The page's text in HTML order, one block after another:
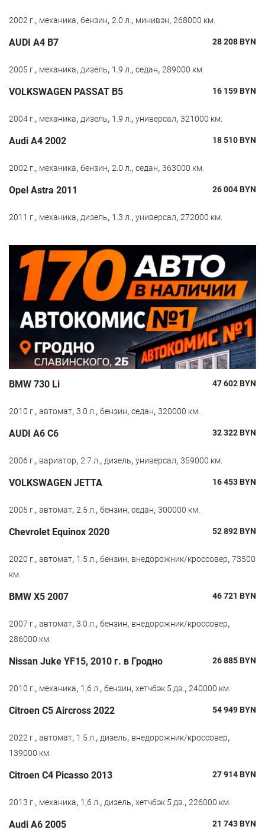
2002 г., механика, бензин, 2.0 л., минивэн, 268000 км.
AUDI A4 B7 28 208BYN
2005 г., механика, дизель, 1.9 л., седан, 289000 км.
VOLKSWAGEN PASSAT B5 16 159BYN
2004 г., механика, дизель, 1.9 л., универсал, 321000 км.
Audi A4 2002 18 510BYN
2002 г., механика, бензин, 2.0 л., седан, 363000 км.
Opel Astra 2011 26 004BYN
2011 г., механика, дизель, 1.3 л., универсал, 272000 км.
BMW 730 Li 47 602BYN
2010 г., автомат, 3.0 л., бензин, седан, 320000 км.
AUDI A6 C6 32 322BYN
2006 г., вариатор, 2.7 л., дизель, универсал, 359000 км.
VOLKSWAGEN JETTA 16 453BYN
2005 г., автомат, 2.5 л., бензин, седан, 300000 км.
Chevrolet Equinox 2020 52 892BYN
2020 г., автомат, 1.5 л., бензин, внедорожник/кроссовер, 73500
км.
BMW X5 2007 46 721 BYN
2007 г., автомат, 3.0 л., бензин, внедорожник/кроссовер,
286000 км.
Nissan Juke YF15, 2010 г. в Гродно 26 885BYN
2010 г., механика, 1,6 л., бензин, хетчбэк 5 дв., 240000 км.
Citroen С5 Aircross 2022 54 949BYN
2022 г., автомат, 1.5 л., дизель, внедорожник/кроссовер,
139000 км.
Citroen C4 Picasso 2013 27 914BYN
2013 г., механика, 1,6 л., дизель, хетчбэк 5 дв., 226000 км.
Audi A6 2005 21 743BYN